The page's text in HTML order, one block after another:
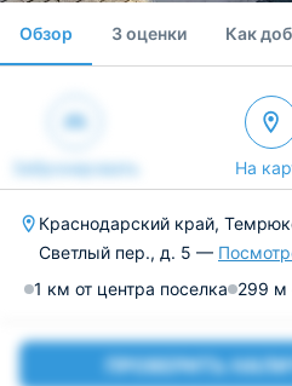
Обзор 3 оценки Как
Забронировать На
Краснодарский край,
Светлый пер., д. 5 —
1 км от центра поселка 299 м
ПРОВЕРИТЬ